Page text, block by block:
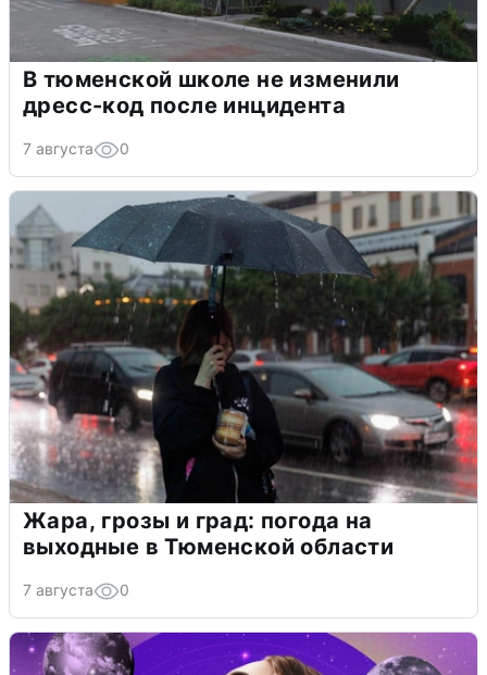
В тюменской школе не изменили
дресс-код после инцидента
7 августа 0
Жара, грозы и град: погода на
выходные в Тюменской области
7 августа 0